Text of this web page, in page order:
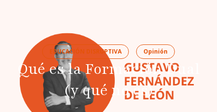
EDUCACIÓN DISRUPTIVA Opinión
Qué es la Formación Dual
(y qué no es)